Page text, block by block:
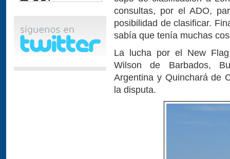
consultas, por el ADO,
posibilidad de clasificar.
sabía que tenía muchas
La lucha por el New
Wilson de Barbados,
Argentina y Quinchará de
la disputa.